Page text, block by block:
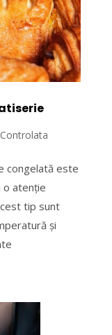
congelată este
o atenție
tip sunt
și